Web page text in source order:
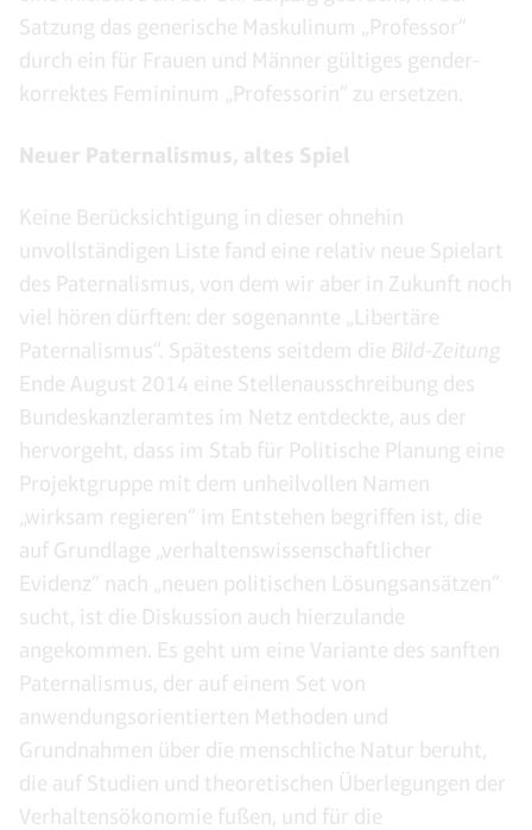
Satzung das generische Maskulinum „Professor“
durch ein für Frauen und Männer gültiges gender-
korrektes Femininum „Professorin“ zu ersetzen.
Neuer Paternalismus, altes Spiel
Keine Berücksichtigung in dieser ohnehin
unvollständigen Liste fand eine relativ neue Spielart
des Paternalismus, von dem wir aber in Zukunft noch
viel hören dürften: der sogenannte „Libertäre
Paternalismus“. Spätestens seitdem die Bild-Zeitung
Ende August 2014 eine Stellenausschreibung des
Bundeskanzleramtes im Netz entdeckte, aus der
hervorgeht, dass im Stab für Politische Planung eine
Projektgruppe mit dem unheilvollen Namen
„wirksam regieren“ im Entstehen begriffen ist, die
auf Grundlage „verhaltenswissenschaftlicher
Evidenz“ nach „neuen politischen Lösungsansätzen“
sucht, ist die Diskussion auch hierzulande
angekommen. Es geht um eine Variante des sanften
Paternalismus, der auf einem Set von
anwendungsorientierten Methoden und
Grundnahmen über die menschliche Natur beruht,
die auf Studien und theoretischen Überlegungen der
Verhaltensökonomie fußen, und für die